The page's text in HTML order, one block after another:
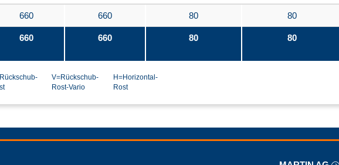
660 660 80 80
660 660 80 80
V=Rückschub-
Rost-Vario
H=Horizontal-
Rost